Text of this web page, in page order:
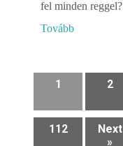
fel minden reggel?
Tovább
1 2
112
Next
»